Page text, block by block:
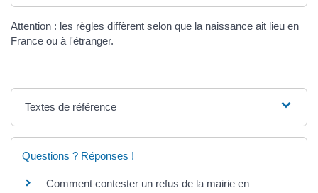
Attention : les règles diffèrent selon que la naissance ait lieu en
France ou à l'étranger.
Textes de référence
Questions ? Réponses !
Comment contester un refus de la mairie en